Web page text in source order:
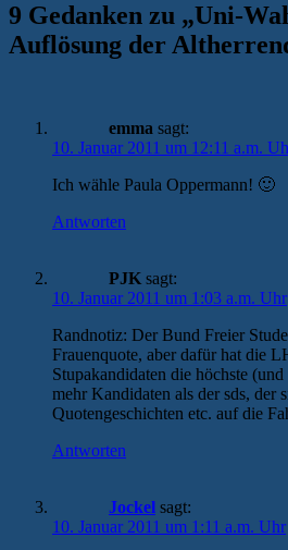
9 Gedanken zu „Uni-
Auflösung der
emma sagt:
10. Januar 2011 um 12:11 a.m.
Ich wähle Paula Oppermann! 🙂
Antworten
PJK sagt:
10. Januar 2011 um 1:03 a.m. Uhr
Randnotiz: Der Bund Freier
Frauenquote, aber dafür hat die
Stupakandidaten die höchste
mehr Kandidaten als der sds, der
Quotengeschichten etc. auf die
Antworten
Jockel sagt:
10. Januar 2011 um 1:11 a.m. Uhr